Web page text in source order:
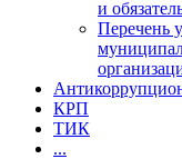
и
Перечень
КРП
ТИК
...